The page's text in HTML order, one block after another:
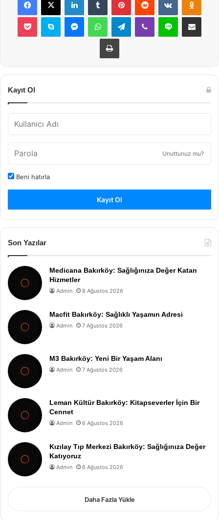
Pocket Skype MessengerWhatsAppTelegramViber Line E-Posta ile
Yazdır
Kayıt Ol
Unuttunuz mu?
Beni hatırla
Kayıt Ol
Son Yazılar
Medicana Bakırköy: Sağlığınıza Değer Katan
Hizmetler
Admin 8 Ağustos 2026
Macfit Bakırköy: Sağlıklı Yaşamın Adresi
Admin 7 Ağustos 2026
M3 Bakırköy: Yeni Bir Yaşam Alanı
Admin 7 Ağustos 2026
Leman Kültür Bakırköy: Kitapseverler İçin Bir
Cennet
Admin 6 Ağustos 2026
Kızılay Tıp Merkezi Bakırköy: Sağlığınıza Değer
Katıyoruz
Admin 6 Ağustos 2026
Daha Fazla Yükle